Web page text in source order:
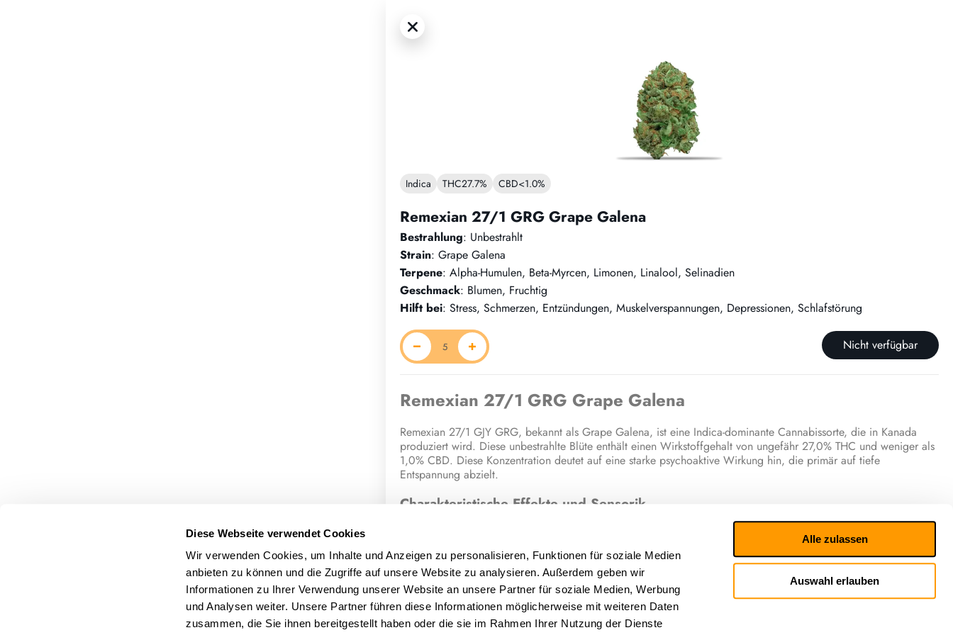
Diese Webseite verwendet Cookies
Wir verwenden Cookies, um Inhalte und Anzeigen zu personalisieren, Funktionen für soziale Medien
anbieten zu können und die Zugriffe auf unsere Website zu analysieren. Außerdem geben wir
Informationen zu Ihrer Verwendung unserer Website an unsere Partner für soziale Medien, Werbung
und Analysen weiter. Unsere Partner führen diese Informationen möglicherweise mit weiteren Daten
zusammen, die Sie ihnen bereitgestellt haben oder die sie im Rahmen Ihrer Nutzung der Dienste
Alle zulassen
Auswahl erlauben
Indica THC27.7% CBD<1.0%
Remexian 27/1 GRG Grape Galena
Bestrahlung: Unbestrahlt
Strain: Grape Galena
Terpene: Alpha-Humulen, Beta-Myrcen, Limonen, Linalool, Selinadien
Geschmack: Blumen, Fruchtig
Hilft bei: Stress, Schmerzen, Entzündungen, Muskelverspannungen, Depressionen, Schlafstörung
Nicht verfügbar
Remexian 27/1 GRG Grape Galena
Remexian 27/1 GJY GRG, bekannt als Grape Galena, ist eine Indica-dominante Cannabissorte, die in Kanada
produziert wird. Diese unbestrahlte Blüte enthält einen Wirkstoffgehalt von ungefähr 27,0% THC und weniger als
1,0% CBD. Diese Konzentration deutet auf eine starke psychoaktive Wirkung hin, die primär auf tiefe
Entspannung abzielt.
Charakteristische Effekte und Sensorik
Konsumenten, die Grape Galena angewendet haben, berichten von einer positiven und beruhigenden Wirkung.
Die Blüte soll eine intensive Entspannung (relaxed) herbeiführen, schläfrig machen und ein glückliches Gefühl
hervorrufen. Das sensorische Erlebnis wird als eine Mischung aus fruchtigen und blumigen Noten beschrieben.
Terpene und potenzielle medizinische Wirkung
Die einzigartigen Eigenschaften und die berichteten Effekte von Grape Galena sind eng mit seinem reichhaltigen